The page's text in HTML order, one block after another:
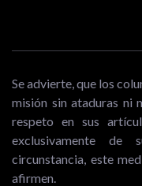
Se advierte, que los
misión sin ataduras ni
respeto en sus
exclusivamente de
circunstancia, este
afirmen.